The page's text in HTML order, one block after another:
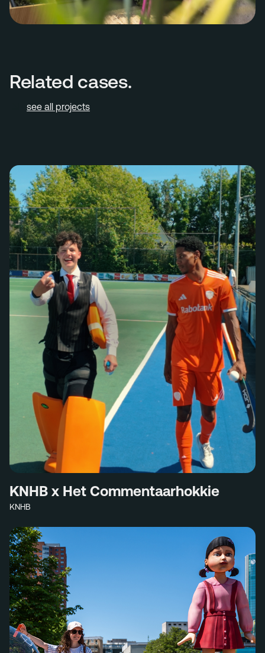
Related cases.
see all projects
KNHB x Het Commentaarhokkie
KNHB